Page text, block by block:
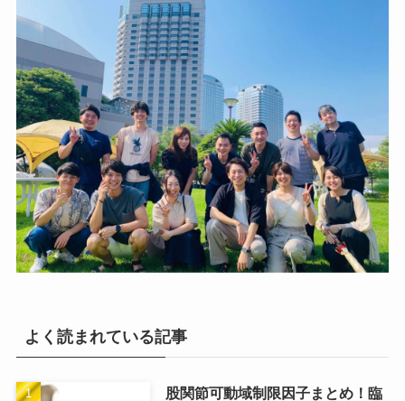
よく読まれている記事
股関節可動域制限因子まとめ！臨